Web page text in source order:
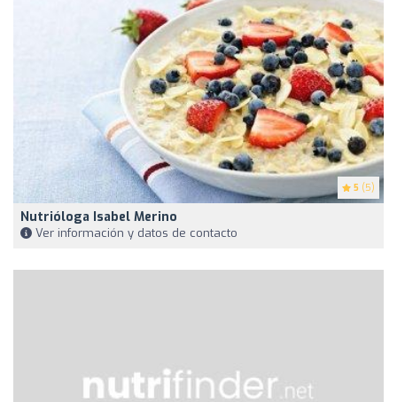
5 (5)
Nutrióloga Isabel Merino
Ver información y datos de contacto